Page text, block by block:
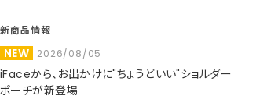
新商品情報
NEW 2026/08/05
iFaceから、お出かけに"ちょうどいい"ショルダー
ポーチが新登場